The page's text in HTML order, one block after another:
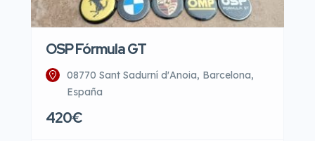
OSP Fórmula GT
08770 Sant Sadurní d'Anoia, Barcelona,
España
420€